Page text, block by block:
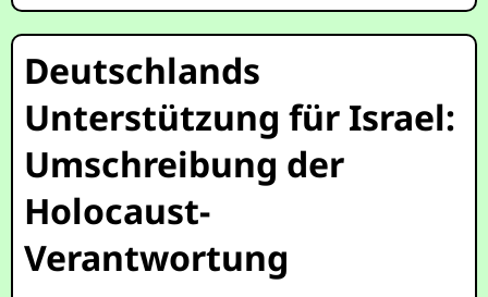
Deutschlands
Unterstützung für Israel:
Umschreibung der
Holocaust-
Verantwortung